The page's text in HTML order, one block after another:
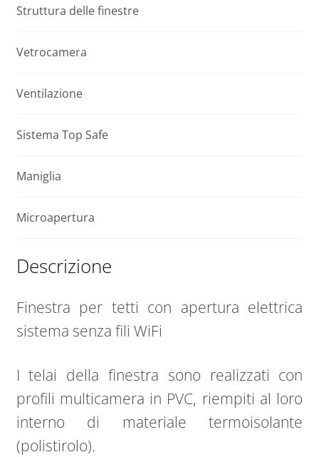
Tuya
quantità
Struttura delle finestre
Vetrocamera
Ventilazione
Sistema Top Safe
Maniglia
Microapertura
Descrizione
Finestra per tetti con apertura elettrica
sistema senza fili WiFi
I telai della finestra sono realizzati con
profili multicamera in PVC, riempiti al loro
interno di materiale termoisolante
(polistirolo).